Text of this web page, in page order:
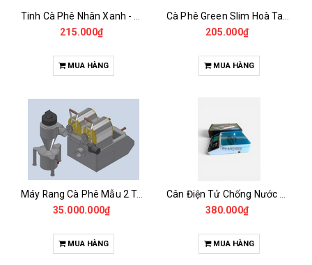
215.000₫
MUA HÀNG
205.000₫
MUA HÀNG
Máy Rang Cà Phê Mẫu 2 Trống Rang (500+500gr)
35.000.000₫
MUA HÀNG
380.000₫
MUA HÀNG